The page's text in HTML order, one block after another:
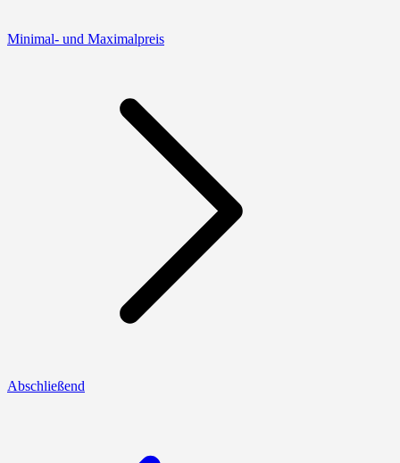
Minimal- und Maximalpreis
Abschließend